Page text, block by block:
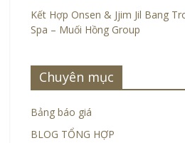
Kết Hợp Onsen & Jjim Jil Bang
Spa – Muối Hồng Group
Chuyên mục
Bảng báo giá
BLOG TỔNG HỢP